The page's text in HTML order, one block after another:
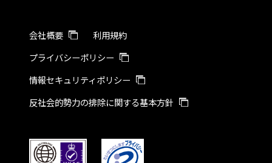
会社概要
利用規約
プライバシーポリシー
情報セキュリティポリシー
反社会的勢力の排除に関する基本方針